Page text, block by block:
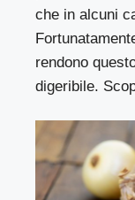
che in alcuni
rendono
digeribile.